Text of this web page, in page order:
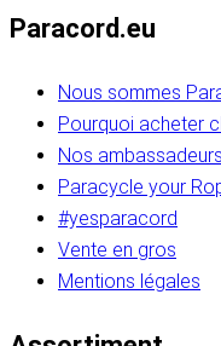
Paracord.eu
Nous sommes
Pourquoi acheter
Nos ambassadeurs
Paracycle your
#yesparacord
Vente en gros
Mentions légales